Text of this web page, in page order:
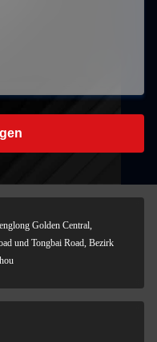
Golden Central,
und Tongbai Road, Bezirk